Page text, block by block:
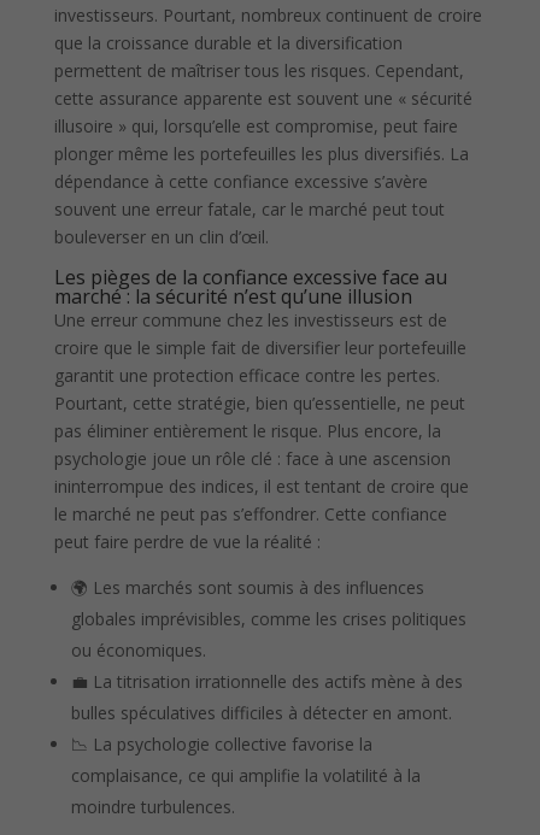
investisseurs. Pourtant, nombreux continuent de croire
que la croissance durable et la diversification
permettent de maîtriser tous les risques. Cependant,
cette assurance apparente est souvent une « sécurité
illusoire » qui, lorsqu’elle est compromise, peut faire
plonger même les portefeuilles les plus diversifiés. La
dépendance à cette confiance excessive s’avère
souvent une erreur fatale, car le marché peut tout
bouleverser en un clin d’œil.
Les pièges de la confiance excessive face au
marché : la sécurité n’est qu’une illusion
Une erreur commune chez les investisseurs est de
croire que le simple fait de diversifier leur portefeuille
garantit une protection efficace contre les pertes.
Pourtant, cette stratégie, bien qu’essentielle, ne peut
pas éliminer entièrement le risque. Plus encore, la
psychologie joue un rôle clé : face à une ascension
ininterrompue des indices, il est tentant de croire que
le marché ne peut pas s’effondrer. Cette confiance
peut faire perdre de vue la réalité :
🌍 Les marchés sont soumis à des influences
globales imprévisibles, comme les crises politiques
ou économiques.
💼 La titrisation irrationnelle des actifs mène à des
bulles spéculatives difficiles à détecter en amont.
📉 La psychologie collective favorise la
complaisance, ce qui amplifie la volatilité à la
moindre turbulences.